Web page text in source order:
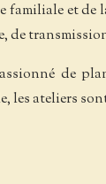
familiale et de
de
de
les ateliers